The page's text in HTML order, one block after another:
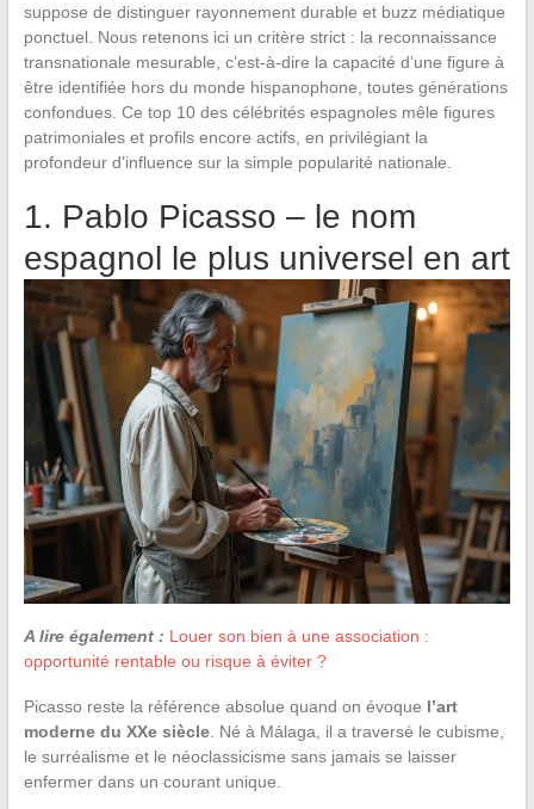
suppose de distinguer rayonnement durable et buzz médiatique
ponctuel. Nous retenons ici un critère strict : la reconnaissance
transnationale mesurable, c’est-à-dire la capacité d’une figure à
être identifiée hors du monde hispanophone, toutes générations
confondues. Ce top 10 des célébrités espagnoles mêle figures
patrimoniales et profils encore actifs, en privilégiant la
profondeur d’influence sur la simple popularité nationale.
1. Pablo Picasso – le nom
espagnol le plus universel en art
A lire également : Louer son bien à une association :
opportunité rentable ou risque à éviter ?
Picasso reste la référence absolue quand on évoque l’art
moderne du XXe siècle. Né à Málaga, il a traversé le cubisme,
le surréalisme et le néoclassicisme sans jamais se laisser
enfermer dans un courant unique.